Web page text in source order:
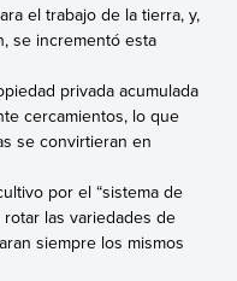
el trabajo de la tierra, y,
se incrementó esta
privada acumulada
cercamientos, lo que
se convirtieran en
por el “sistema de
las variedades de
siempre los mismos